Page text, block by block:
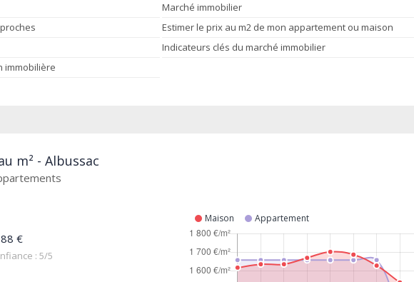
Marché immobilier
Estimer le prix au m2 de mon appartement ou maison
Indicateurs clés du marché immobilier
immobilière
m² - Albussac
€
: 5/5
Maison Appartement